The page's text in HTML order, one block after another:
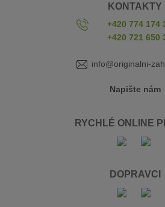
KONTAKTY
+420 774 174
+420 721 650
info@originalni-
Napište nám
RYCHLÉ ONLINE
DOPRAVCI